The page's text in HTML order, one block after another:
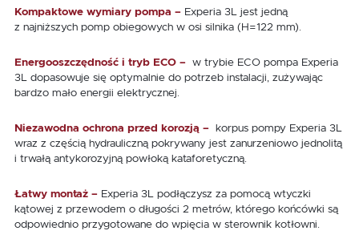
Kompaktowe wymiary pompa – Experia 3L jest jedną
z najniższych pomp obiegowych w osi silnika (H=122 mm).
Energooszczędność i tryb ECO – w trybie ECO pompa Experia
3L dopasowuje się optymalnie do potrzeb instalacji, zużywając
bardzo mało energii elektrycznej.
Niezawodna ochrona przed korozją –
korpus pompy Experia 3L
wraz z częścią hydrauliczną pokrywany jest zanurzeniowo jednolitą
i trwałą antykorozyjną powłoką kataforetyczną.
Łatwy montaż – Experia 3L podłączysz za pomocą wtyczki
kątowej z przewodem o długości 2 metrów, którego końcówki są
odpowiednio przygotowane do wpięcia w sterownik kotłowni.